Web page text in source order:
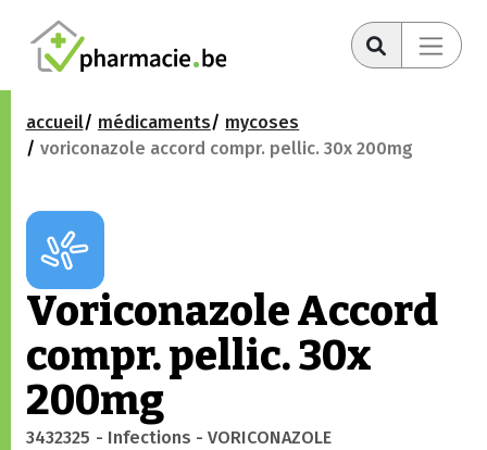
accueil médicaments
mycoses
voriconazole accord compr. pellic. 30x 200mg
Voriconazole Accord
compr. pellic. 30x
200mg
3432325 - Infections - VORICONAZOLE